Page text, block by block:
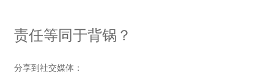
责任等同于背锅？
分享到社交媒体：